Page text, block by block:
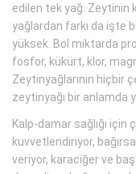
edilen tek yağ. Zeytinin
yağlardan farkı da işte
yüksek. Bol miktarda
fosfor, kükürt, klor,
Zeytinyağlarının hiçbir
zeytinyağı bir anlamda
Kalp-damar sağlığı için
kuvvetlendiriyor,
veriyor, karaciğer ve baş